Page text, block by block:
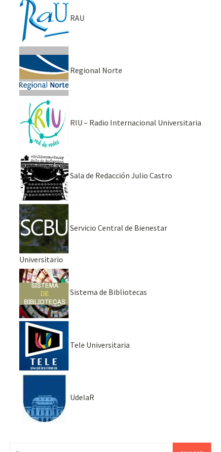
RAU
Regional Norte
RIU – Radio Internacional Universitaria
Sala de Redacción Julio Castro
Servicio Central de Bienestar
Universitario
Sistema de Bibliotecas
Tele Universitaria
UdelaR